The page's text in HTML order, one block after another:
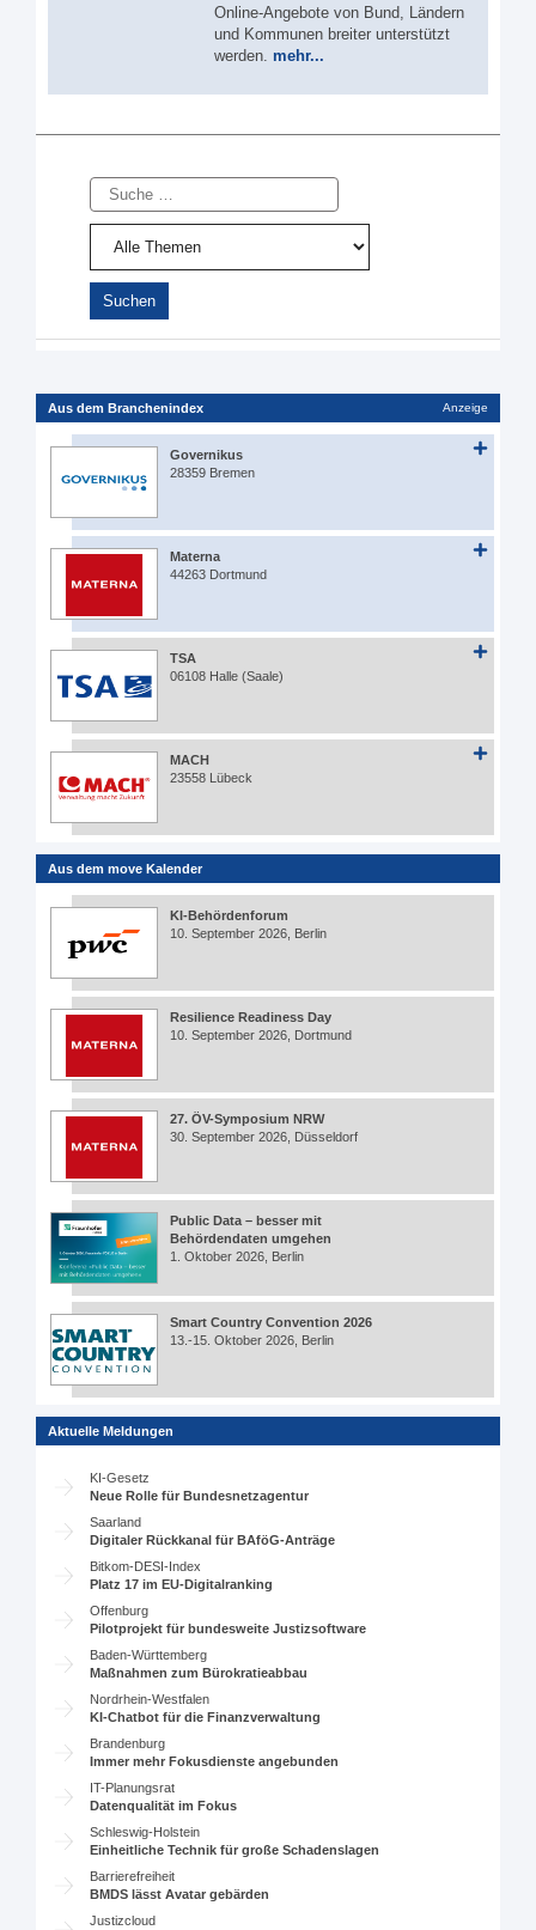
Online-Angebote von Bund, Ländern
und Kommunen breiter unterstützt
werden. mehr...
Suche
Aus dem Branchenindex Anzeige
Governikus
28359 Bremen
Materna
44263 Dortmund
TSA
06108 Halle (Saale)
MACH
23558 Lübeck
Aus dem move Kalender
KI-Behördenforum
10. September 2026, Berlin
Resilience Readiness Day
10. September 2026, Dortmund
27. ÖV-Symposium NRW
30. September 2026, Düsseldorf
Public Data – besser mit
Behördendaten umgehen
1. Oktober 2026, Berlin
Smart Country Convention 2026
13.-15. Oktober 2026, Berlin
Aktuelle Meldungen
KI-Gesetz
Neue Rolle für Bundesnetzagentur
Saarland
Digitaler Rückkanal für BAföG-Anträge
Bitkom-DESI-Index
Platz 17 im EU-Digitalranking
Offenburg
Pilotprojekt für bundesweite Justizsoftware
Baden-Württemberg
Maßnahmen zum Bürokratieabbau
Nordrhein-Westfalen
KI-Chatbot für die Finanzverwaltung
Brandenburg
Immer mehr Fokusdienste angebunden
IT-Planungsrat
Datenqualität im Fokus
Schleswig-Holstein
Einheitliche Technik für große Schadenslagen
Barrierefreiheit
BMDS lässt Avatar gebärden
Justizcloud